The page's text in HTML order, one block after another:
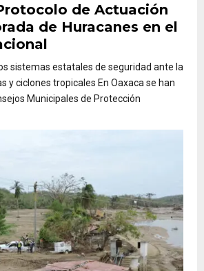
de Actuación
de Huracanes en el
sistemas estatales de seguridad ante la
y ciclones tropicales En Oaxaca se han
Municipales de Protección